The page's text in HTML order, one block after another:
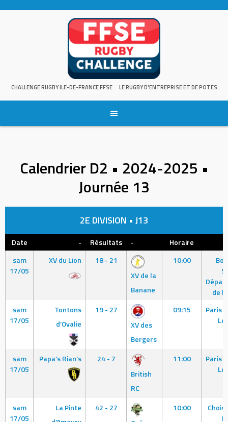
CHALLENGE RUGBY ILE-DE-FRANCE FFSE LE RUGBY D'ENTREPRISE ET DE POTES
Calendrier D2 • 2024-2025 •
Journée 13
2E DIVISION • J13
Date - Résultats - Horaire
sam
17/05
XV du Lion
18 - 21
XV de la
Banane
10:00
de
sam
17/05
Tontons
d’Ovalie
19 - 27
XV des
Bergers
09:15
Paris
sam
17/05
Papa’s Rian’s
24 - 7
British
RC
11:00
Paris
sam
17/05
La Pinte
42 - 27
10:00